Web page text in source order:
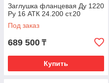
Заглушка фланцевая Ду 1220
Ру 16 АТК 24.200 ст.20
Под заказ
689 500 ₸
Купить